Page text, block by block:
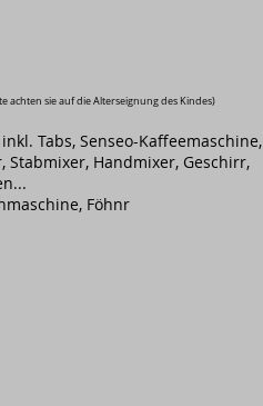
achten sie auf die Alterseignung des Kindes)
Tabs, Senseo-Kaffeemaschine,
Stabmixer, Handmixer, Geschirr,
Föhnr